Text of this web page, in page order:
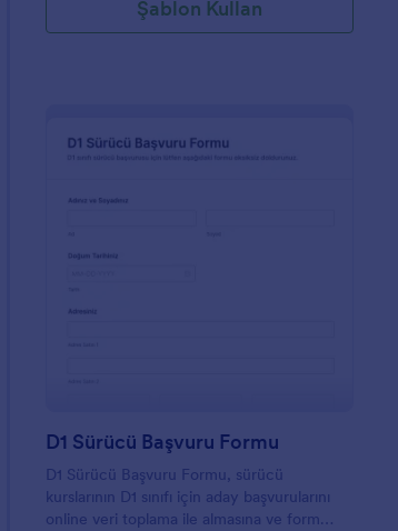
Şablon Kullan
D1 Sürücü Başvuru Formu
D1 Sürücü Başvuru Formu, sürücü
kurslarının D1 sınıfı için aday başvurularını
online veri toplama ile almasına ve form